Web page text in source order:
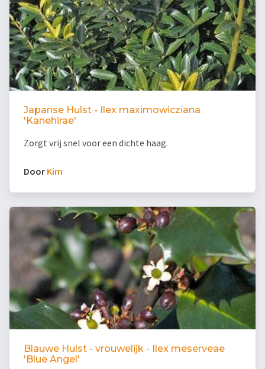
Japanse Hulst - Ilex maximowicziana
'Kanehirae'
Zorgt vrij snel voor een dichte haag.
Door Kim
Blauwe Hulst - vrouwelijk - Ilex meserveae
'Blue Angel'